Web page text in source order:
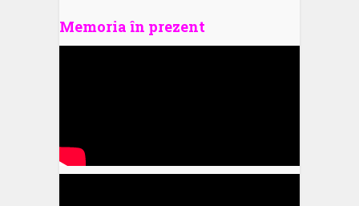
Memoria în prezent